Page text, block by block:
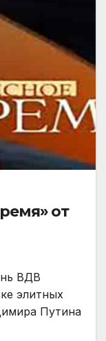
от
ВДВ
элитных
Путина